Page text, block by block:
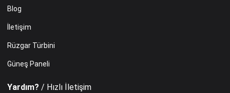
Blog
İletişim
Rüzgar Türbini
Güneş Paneli
Yardım? / Hızlı İletişim